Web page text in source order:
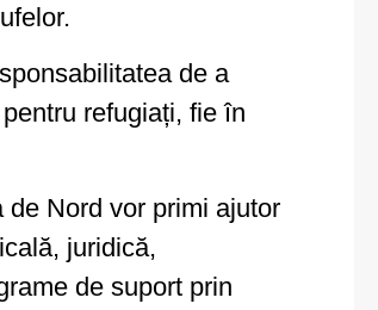
de a
refugiați, fie în
Nord vor primi ajutor
juridică,
de suport prin